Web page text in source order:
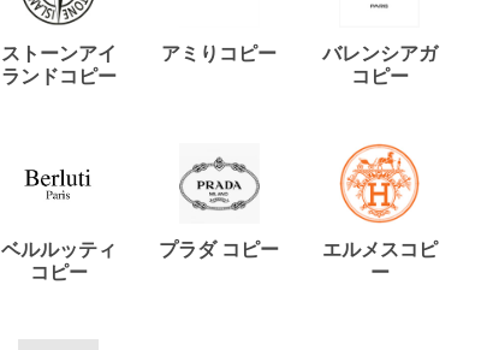
ストーンアイ
ランドコピー
アミりコピー
バレンシアガ
コピー
ベルルッティ
コピー
プラダ コピー
エルメスコピ
ー